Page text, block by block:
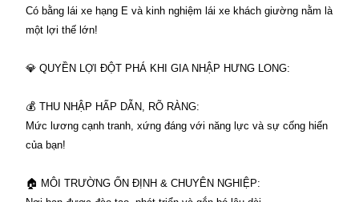
Có bằng lái xe hạng E và kinh nghiệm lái xe khách giường nằm là
một lợi thế lớn!
💎 QUYỀN LỢI ĐỘT PHÁ KHI GIA NHẬP HƯNG LONG:
💰 THU NHẬP HẤP DẪN, RÕ RÀNG:
Mức lương cạnh tranh, xứng đáng với năng lực và sự cống hiến
của bạn!
🏠 MÔI TRƯỜNG ỔN ĐỊNH & CHUYÊN NGHIỆP: